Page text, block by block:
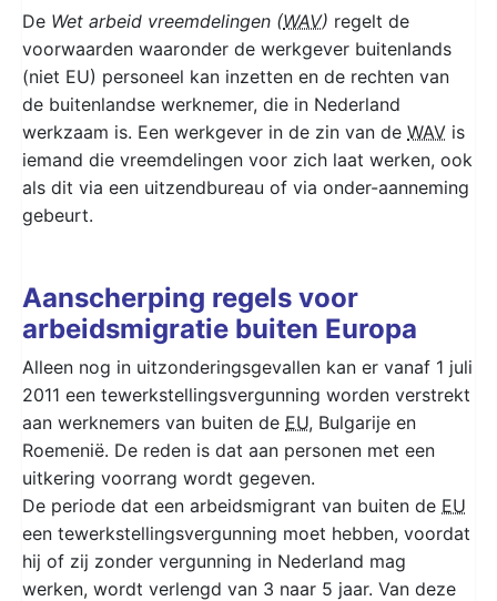
De Wet arbeid vreemdelingen (WAV) regelt de
voorwaarden waaronder de werkgever buitenlands
(niet EU) personeel kan inzetten en de rechten van
de buitenlandse werknemer, die in Nederland
werkzaam is. Een werkgever in de zin van de WAV is
iemand die vreemdelingen voor zich laat werken, ook
als dit via een uitzendbureau of via onder-aanneming
gebeurt.
Aanscherping regels voor
arbeidsmigratie buiten Europa
Alleen nog in uitzonderingsgevallen kan er vanaf 1 juli
2011 een tewerkstellingsvergunning worden verstrekt
aan werknemers van buiten de EU, Bulgarije en
Roemenië. De reden is dat aan personen met een
uitkering voorrang wordt gegeven.
De periode dat een arbeidsmigrant van buiten de EU
een tewerkstellingsvergunning moet hebben, voordat
hij of zij zonder vergunning in Nederland mag
werken, wordt verlengd van 3 naar 5 jaar. Van deze